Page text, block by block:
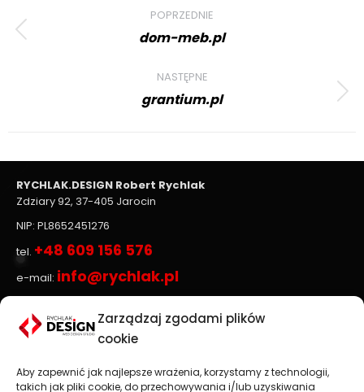
Zarządzaj zgodami plików
cookie
Aby zapewnić jak najlepsze wrażenia, korzystamy z technologii,
takich jak pliki cookie, do przechowywania i/lub uzyskiwania
navigation
POPRZEDNIE
Previous
dom-meb.pl
NASTĘPNE
Next
grantium.pl
RYCHLAK.DESIGN Robert Rychlak
Zdziary 92, 37-405 Jarocin
NIP: PL8652451276
tel. +48 609 156 576
e-mail: info@rychlak.pl
Strony www, sklepy internetowe
Projektowanie stron wwwjest głównym profilem